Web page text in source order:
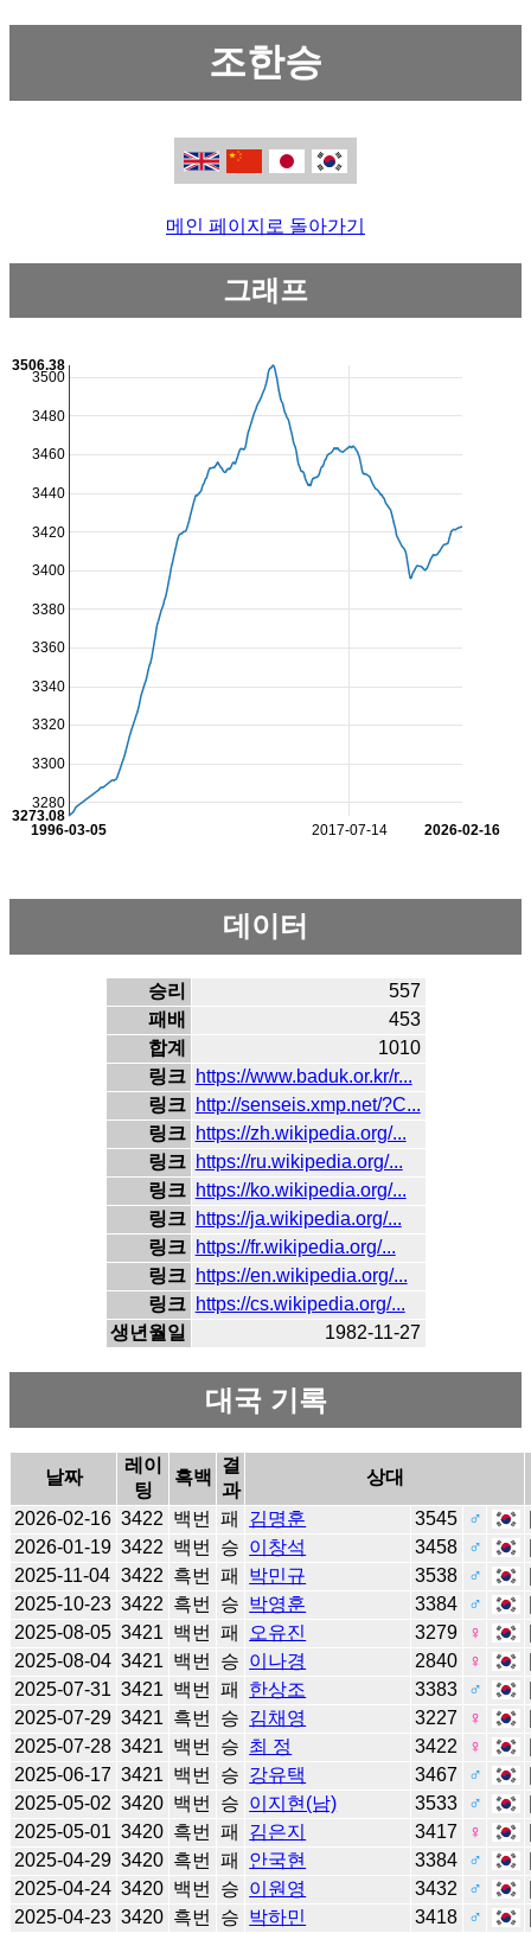
조한승
메인 페이지로 돌아가기
그래프
2017-07-14
1996-03-05 2026-02-16
3280
3300
3320
3340
3360
3380
3400
3420
3440
3460
3480
3500
3273.08
3506.38
데이터
승리
557
패배
453
합계
1010
링크 https://www.baduk.or.kr/r...
링크 http://senseis.xmp.net/?C...
링크 https://zh.wikipedia.org/...
링크 https://ru.wikipedia.org/...
링크 https://ko.wikipedia.org/...
링크 https://ja.wikipedia.org/...
링크 https://fr.wikipedia.org/...
링크 https://en.wikipedia.org/...
링크 https://cs.wikipedia.org/...
생년월일
1982-11-27
대국 기록
날짜
레이
팅
흑백
결
과
상대
2026-02-16 3422 백번 패 김명훈 3545 ♂
2026-01-19 3422 백번 승 이창석 3458 ♂
2025-11-04 3422 흑번 패 박민규 3538 ♂
2025-10-23 3422 흑번 승 박영훈 3384 ♂
2025-08-05 3421 백번 패 오유진 3279 ♀
2025-08-04 3421 백번 승 이나경 2840 ♀
2025-07-31 3421 백번 패 한상조 3383 ♂
2025-07-29 3421 흑번 승 김채영 3227 ♀
2025-07-28 3421 백번 승 최 정 3422 ♀
2025-06-17 3421 백번 승 강유택 3467 ♂
2025-05-02 3420 백번 승 이지현(남) 3533 ♂
2025-05-01 3420 흑번 패 김은지 3417 ♀
2025-04-29 3420 흑번 패 안국현 3384 ♂
2025-04-24 3420 백번 승 이원영 3432 ♂
2025-04-23 3420 흑번 승 박하민 3418 ♂